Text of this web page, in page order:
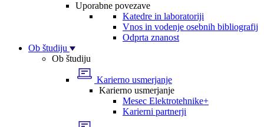
Uporabne povezave
Katedre in laboratoriji
Vnos in vodenje osebnih bibliografij
Odprta znanost
Ob študiju
Ob študiju
Karierno usmerjanje
Karierno usmerjanje
Mesec Elektrotehnike+
Karierni partnerji